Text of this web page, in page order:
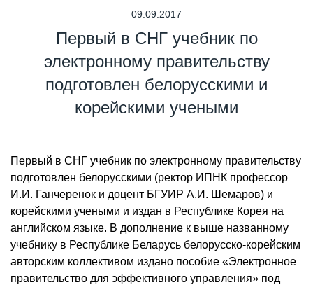
09.09.2017
Первый в СНГ учебник по
электронному правительству
подготовлен белорусскими и
корейскими учеными
Первый в СНГ учебник по электронному правительству
подготовлен белорусскими (ректор ИПНК профессор
И.И. Ганчеренок и доцент БГУИР А.И. Шемаров) и
корейскими учеными и издан в Республике Корея на
английском языке. В дополнение к выше названному
учебнику в Республике Беларусь белорусско-корейским
авторским коллективом издано пособие «Электронное
правительство для эффективного управления» под